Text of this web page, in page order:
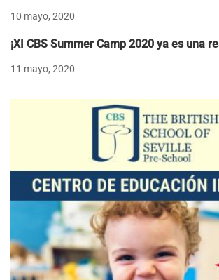
10 mayo, 2020
¡XI CBS Summer Camp 2020 ya es una
11 mayo, 2020